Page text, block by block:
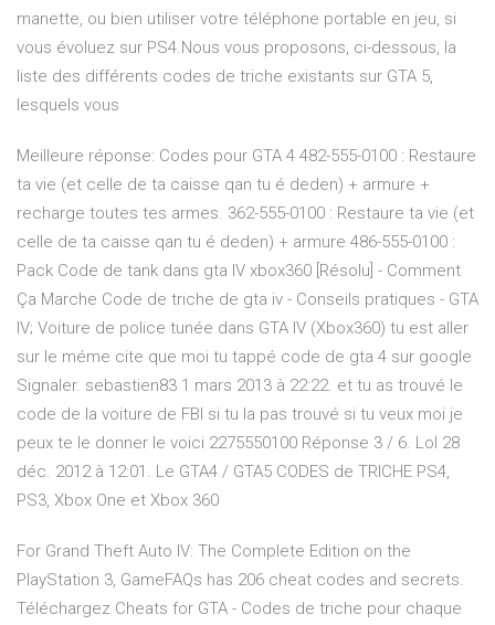
manette, ou bien utiliser votre téléphone portable en jeu, si
vous évoluez sur PS4.Nous vous proposons, ci-dessous, la
liste des différents codes de triche existants sur GTA 5,
lesquels vous
Meilleure réponse: Codes pour GTA 4 482-555-0100 : Restaure
ta vie (et celle de ta caisse qan tu é deden) + armure +
recharge toutes tes armes. 362-555-0100 : Restaure ta vie (et
celle de ta caisse qan tu é deden) + armure 486-555-0100 :
Pack Code de tank dans gta IV xbox360 [Résolu] - Comment
Ça Marche Code de triche de gta iv - Conseils pratiques - GTA
IV; Voiture de police tunée dans GTA IV (Xbox360) tu est aller
sur le méme cite que moi tu tappé code de gta 4 sur google
Signaler. sebastien83 1 mars 2013 à 22:22. et tu as trouvé le
code de la voiture de FBI si tu la pas trouvé si tu veux moi je
peux te le donner le voici 2275550100 Réponse 3 / 6. Lol 28
déc. 2012 à 12:01. Le GTA4 / GTA5 CODES de TRICHE PS4,
PS3, Xbox One et Xbox 360
For Grand Theft Auto IV: The Complete Edition on the
PlayStation 3, GameFAQs has 206 cheat codes and secrets.
Téléchargez Cheats for GTA - Codes de triche pour chaque